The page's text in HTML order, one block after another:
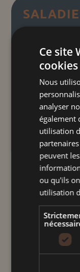
La saison
Découvrez
céramique,
modèle,
ou entre
Taille
quantité
Saladier
Ajouter
Ce site
cookies
Nous
analyser
également
utilisation
peuvent
ou qu'ils
utilisation